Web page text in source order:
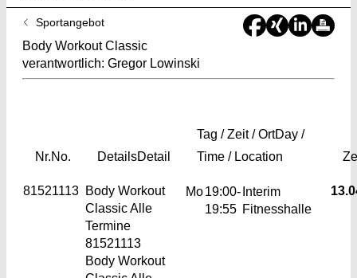
Sie
sind
hier:
Sportangebot
Body Workout Classic
verantwortlich: Gregor Lowinski
Nr.No. DetailsDetail
Tag / Zeit / OrtDay /
Time / Location
81521113 Body Workout
ClassicAlle
Termine
81521113
Body Workout
Mo19:00-
19:55
Interim
Fitnesshalle